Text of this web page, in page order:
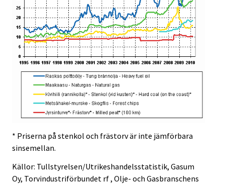
* Priserna på stenkol och frästorv är inte jämförbara
sinsemellan.
Källor: Tullstyrelsen/Utrikeshandelsstatistik, Gasum
Oy, Torvindustriförbundet rf , Olje- och Gasbranschens